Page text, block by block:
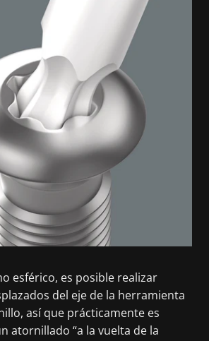
esférico, es posible realizar
del eje de la herramienta
así que prácticamente es
atornillado “a la vuelta de la